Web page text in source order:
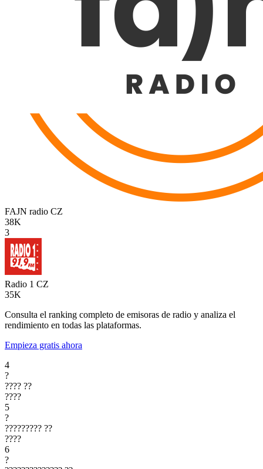
FAJN radio CZ
38K
3
Radio 1 CZ
35K
Consulta el ranking completo de emisoras de radio y analiza el
rendimiento en todas las plataformas.
Empieza gratis ahora
4
?
???? ??
????
5
?
????????? ??
????
6
?